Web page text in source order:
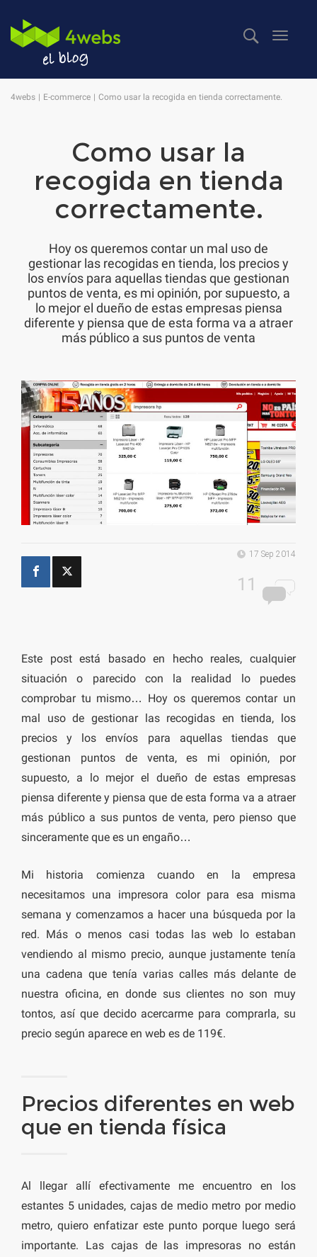
4webs E-commerce Como usar la recogida en tienda correctamente.
Como usar la
recogida en tienda
correctamente.
Hoy os queremos contar un mal uso de
gestionar las recogidas en tienda, los precios y
los envíos para aquellas tiendas que gestionan
puntos de venta, es mi opinión, por supuesto, a
lo mejor el dueño de estas empresas piensa
diferente y piensa que de esta forma va a atraer
más público a sus puntos de venta
17 Sep 2014
11
Este post está basado en hecho reales, cualquier
situación o parecido con la realidad lo puedes
comprobar tu mismo… Hoy os queremos contar un
mal uso de gestionar las recogidas en tienda, los
precios y los envíos para aquellas tiendas que
gestionan puntos de venta, es mi opinión, por
supuesto, a lo mejor el dueño de estas empresas
piensa diferente y piensa que de esta forma va a atraer
más público a sus puntos de venta, pero pienso que
sinceramente que es un engaño…
Mi historia comienza cuando en la empresa
necesitamos una impresora color para esa misma
semana y comenzamos a hacer una búsqueda por la
red. Más o menos casi todas las web lo estaban
vendiendo al mismo precio, aunque justamente tenía
una cadena que tenía varias calles más delante de
nuestra oficina, en donde sus clientes no son muy
tontos, así que decido acercarme para comprarla, su
precio según aparece en web es de 119€.
Precios diferentes en web
que en tienda física
Al llegar allí efectivamente me encuentro en los
estantes 5 unidades, cajas de medio metro por medio
metro, quiero enfatizar este punto porque luego será
importante. Las cajas de las impresoras no están